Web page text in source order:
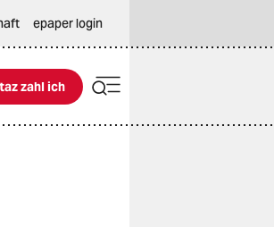
epaper login
ich
taz zahl ich